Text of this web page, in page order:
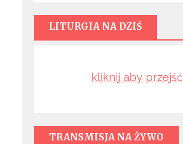
LITURGIA NA DZIŚ
kliknij aby przejść
TRANSMISJA NA ŻYWO